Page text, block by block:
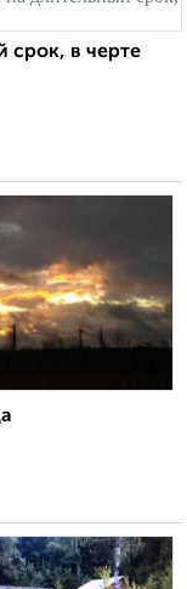
срок, в черте